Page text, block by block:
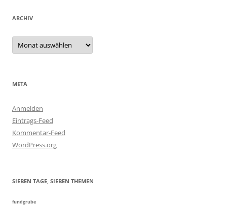
ARCHIV
Archiv
META
Anmelden
Eintrags-Feed
Kommentar-Feed
WordPress.org
SIEBEN TAGE, SIEBEN THEMEN